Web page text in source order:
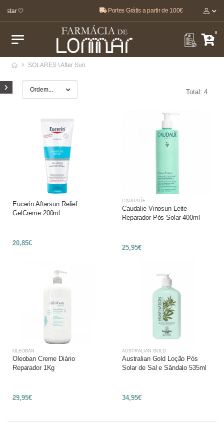
🤍 Portes Grátis a partir de 100€
0
SOLARES \ After Sun
Total: 4
Eucerin Aftersun Relief
GelCreme 200ml
20,85€
CAUDALÍE
Caudalie Vinosun Leite
Reparador Pós Solar 400ml
25,95€
OLEOBAN
Oleoban Creme Diário
Reparador 1Kg
29,95€
AUSTRALIAN GOLD
Australian Gold Loção Pós
Solar de Sal e Sândalo 535ml
34,95€